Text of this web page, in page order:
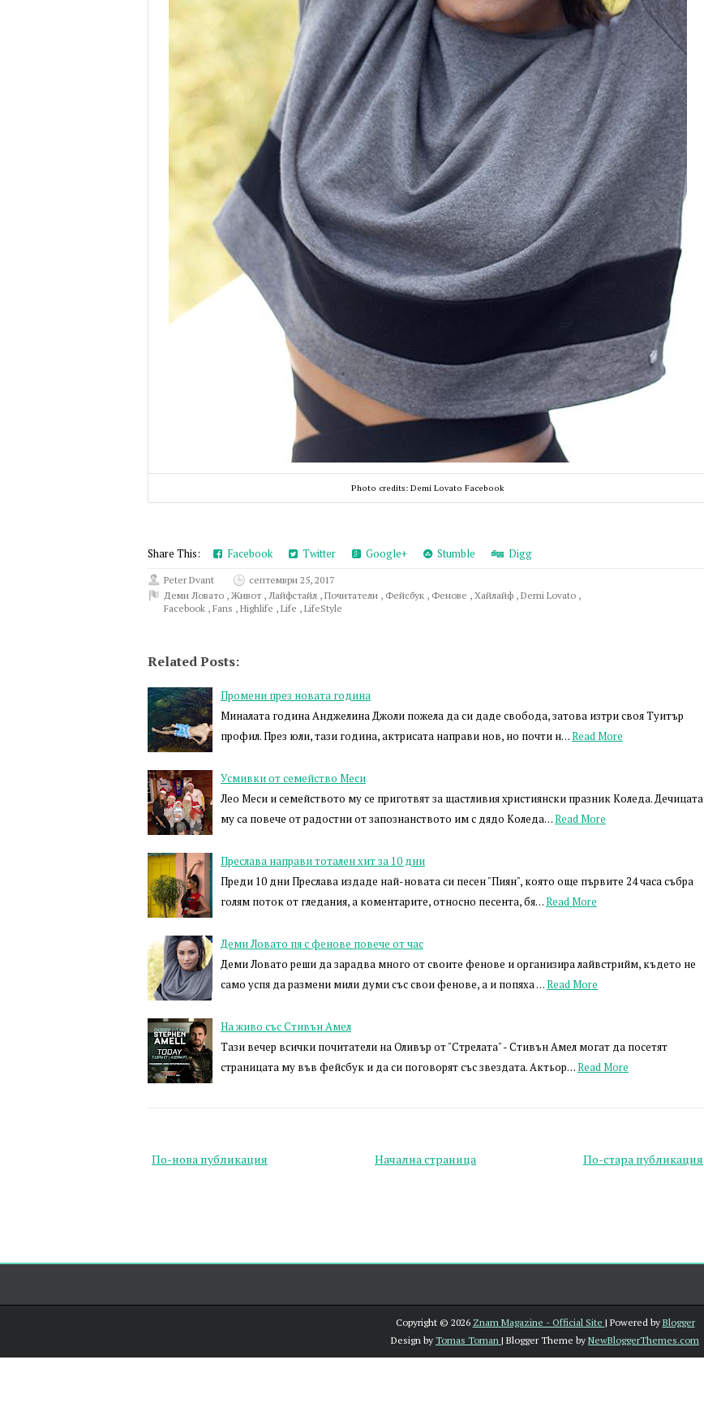
Photo credits: Demi Lovato Facebook
Share This: Facebook Twitter Google+ Stumble Digg
Peter Dvant
септември 25, 2017
Деми Ловато , Живот , Лайфстайл , Почитатели , Фейсбук , Фенове , Хайлайф , Demi Lovato ,
Facebook , Fans , Highlife , Life , LifeStyle
Related Posts:
Промени през новата година
Миналата година Анджелина Джоли пожела да си даде свобода, затова изтри своя Туитър
профил. През юли, тази година, актрисата направи нов, но почти н…Read More
Усмивки от семейство Меси
Лео Меси и семейството му се приготвят за щастливия християнски празник Коледа. Дечицата
му са повече от радостни от запознанството им с дядо Коледа…Read More
Преслава направи тотален хит за 10 дни
Преди 10 дни Преслава издаде най-новата си песен "Пиян", която още първите 24 часа събра
голям поток от гледания, а коментарите, относно песента, бя…Read More
Деми Ловато пя с фенове повече от час
Деми Ловато реши да зарадва много от своите фенове и организира лайвстрийм, където не
само успя да размени мили думи със свои фенове, а и попяха …Read More
На живо със Стивън Амел
Тази вечер всички почитатели на Оливър от "Стрелата" - Стивън Амел могат да посетят
страницата му във фейсбук и да си поговорят със звездата. Актьор…Read More
По-нова публикация По-стара публикация
Начална страница
Copyright © 2026 Znam Magazine - Official Site | Powered by Blogger
Design by Tomas Toman | Blogger Theme by NewBloggerThemes.com